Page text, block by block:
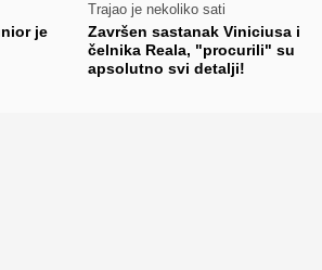
je
Trajao je nekoliko sati
Završen sastanak Viniciusa i
čelnika Reala, "procurili" su
apsolutno svi detalji!